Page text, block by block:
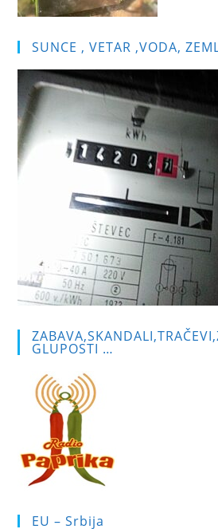
SUNCE , VETAR ,VODA,
GLUPOSTI …
EU – Srbija